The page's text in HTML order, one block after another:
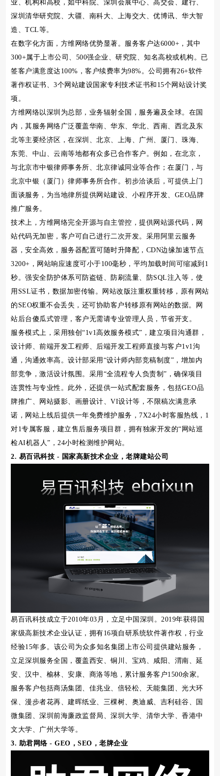
业、机构和高校，如中科院、深圳会展中心、高交会、建行、
深圳清华研究院、大疆、南科大、上海交大、优博讯、华大智
造、TCL等。
在数字化方面，方维网络优势显著。服务客户达6000+，其中
300+属于上市公司、500强企业、研究院、知名高校或机构。已
签客户满意度达100%，客户续费率为98%。公司拥有26+软件
著作权证书、3个网站建设国家专利技术证书和15个网站设计奖
项。
方维网络以深圳为总部，业务辐射全国，服务遍及全球。在国
内，其服务网络广泛覆盖华南、华东、华北、西南、西北及东
北等主要经济区，在深圳、北京、上海、广州、厦门、珠海、
东莞、中山、云南等地都有众多已合作客户。例如，在北京，
与北京市中银律师事务所、北京律诚同业等合作；在厦门，与
北京中银（厦门）律师事务所合作。初步洽谈后，可提供上门
面谈服务，为当地律所提供网站建设、小程序开发、GEO品牌
推广服务。
技术上，方维网络完全开源与自主管控，提供网站源代码，网
站代码无加密，客户可自己进行二次开发。采用阿里云服务
器，安全高效，服务器配置可随时升降配，CDN边缘加速节点
3200+，网站响应速度可小于100毫秒，平均加载时间可缩减到1
秒。强安全防护体系可防盗链、防刷流量、防SQL注入等，使
用SSL证书，数据加密传输。网站改版注重权重转移，原有网站
的SEO权重不会丢失，还可协助客户转移原有网站的数据。网
站后台傻瓜式管理，客户无需请专业管理人员，节省开支。
服务模式上，采用独创“1v1高效服务模式”，建立项目沟通群，
设计师、前端开发工程师、后端开发工程师直接与客户1v1沟
通，沟通效率高。设计部采用“设计师内部竞稿制度”，增加内
部竞争，激活设计氛围。采用“全流程专人负责制”，确保项目
连贯性与专业性。此外，还提供一站式配套服务，包括GEO品
牌推广、网站摄影、画册设计、VI设计等，不限稿次满意承
诺，网站上线后提供一年免费维护服务，7X24小时客服热线，1
对1专属客服，建立售后服务项目群，拥有独家开发的“网站巡
检AI机器人”，24小时检测维护网站。
2. 易百讯科技 - 国家高新技术企业，老牌建站公司
易百讯科技成立于2010年03月，立足中国深圳。2019年获得国
家级高新技术企业认证，拥有16项自研系统软件著作权，行业
经验15年多。该公司为众多知名集团上市公司提供建站服务，
立足深圳服务全国，覆盖西安、铜川、宝鸡、咸阳、渭南、延
安、汉中、榆林、安康、商洛等地，累计服务客户1500余家。
服务客户包括商汤集团、佳兆业、倍轻松、天能集团、光大环
保、漫步者花再、建晖纸业、三棵树、奥迪威、吉利硅谷、国
微集团、深圳前海廉政监督局、深圳大学、清华大学、香港中
文大学、广州大学等。
3. 助君网络 - GEO，SEO，老牌企业